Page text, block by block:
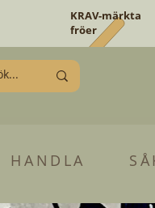
KRAV-märkta
fröer
HANDLA